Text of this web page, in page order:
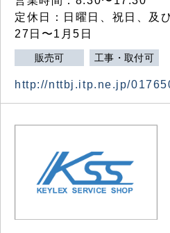
定休日：日曜日、祝日、及
27日〜1月5日
販売可 工事・取付可
http://nttbj.itp.ne.jp/